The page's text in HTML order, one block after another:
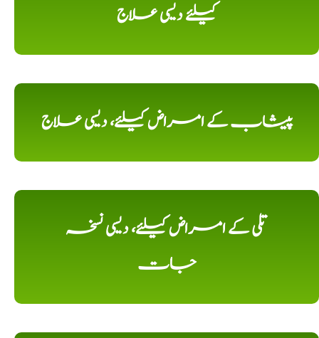
کیلئے دیسی علاج
پیشاب کے امراض کیلئے، دیسی علاج
تلی کے امراض کیلئے، دیسی نسخہ
جات